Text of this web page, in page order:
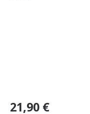
Regulärer Preis:
21,90 €